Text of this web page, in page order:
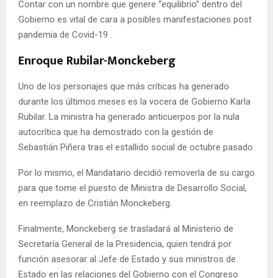
Contar con un nombre que genere “equilibrio” dentro del
Gobierno es vital de cara a posibles manifestaciones post
pandemia de Covid-19 .
Enroque Rubilar-Monckeberg
Uno de los personajes que más críticas ha generado
durante los últimos meses es la vocera de Gobierno Karla
Rubilar. La ministra ha generado anticuerpos por la nula
autocrítica que ha demostrado con la gestión de
Sebastián Piñera tras el estallido social de octubre pasado.
Por lo mismo, el Mandatario decidió removerla de su cargo
para que tome el puesto de Ministra de Desarrollo Social,
en reemplazo de Cristián Monckeberg.
Finalmente, Monckeberg se trasladará al Ministerio de
Secretaría General de la Presidencia, quien tendrá por
función asesorar al Jefe de Estado y sus ministros de
Estado en las relaciones del Gobierno con el Congreso